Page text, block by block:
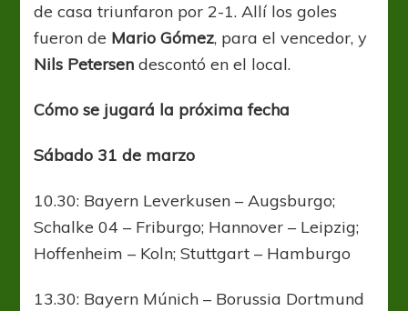
de casa triunfaron por 2-1. Allí los goles
fueron de Mario Gómez, para el vencedor, y
Nils Petersen descontó en el local.
Cómo se jugará la próxima fecha
Sábado 31 de marzo
10.30: Bayern Leverkusen – Augsburgo;
Schalke 04 – Friburgo; Hannover – Leipzig;
Hoffenheim – Koln; Stuttgart – Hamburgo
13.30: Bayern Múnich – Borussia Dortmund